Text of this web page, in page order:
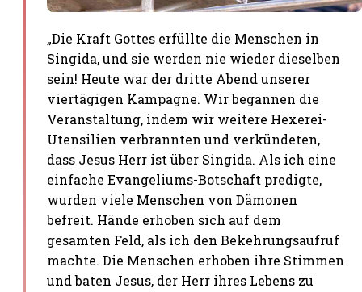
„Die Kraft Gottes erfüllte die Menschen in
Singida, und sie werden nie wieder dieselben
sein! Heute war der dritte Abend unserer
viertägigen Kampagne. Wir begannen die
Veranstaltung, indem wir weitere Hexerei-
Utensilien verbrannten und verkündeten,
dass Jesus Herr ist über Singida. Als ich eine
einfache Evangeliums-Botschaft predigte,
wurden viele Menschen von Dämonen
befreit. Hände erhoben sich auf dem
gesamten Feld, als ich den Bekehrungsaufruf
machte. Die Menschen erhoben ihre Stimmen
und baten Jesus, der Herr ihres Lebens zu